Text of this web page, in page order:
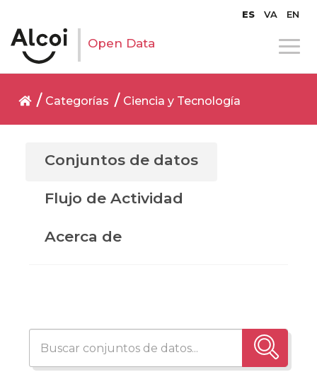
ES VA EN
Open Data
Categorías Ciencia y Tecnología
Conjuntos de datos
Flujo de Actividad
Acerca de